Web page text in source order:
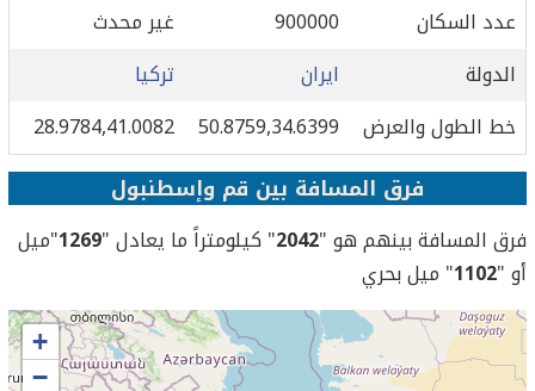
عدد السكان
900000
غير محدث
الدولة
ايران
تركيا
خط الطول والعرض
50.8759,34.6399
28.9784,41.0082
فرق المسافة بين قم وإسطنبول
فرق المسافة بينهم هو "2042" كيلومتراً ما يعادل "1269"ميل
أو "1102" ميل بحري
+
−